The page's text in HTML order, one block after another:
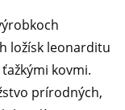
ložísk leonarditu
kovmi.
prírodných,